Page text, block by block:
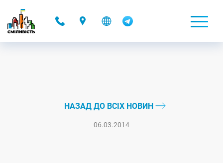
НАЗАД ДО ВСІХ НОВИН
06.03.2014